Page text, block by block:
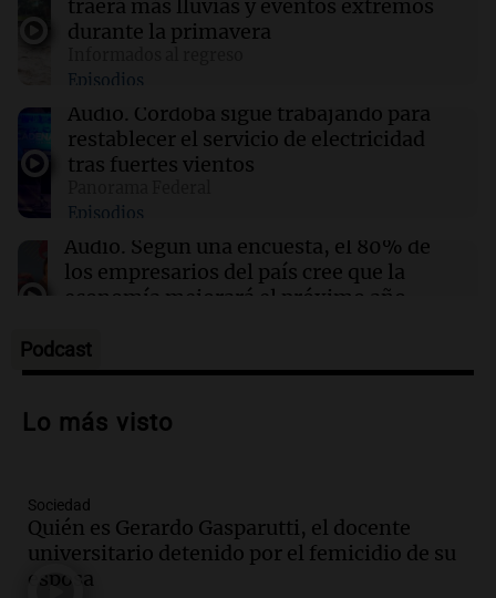
vida de 330 niños menores de cinco años
19:00 River Plate
Facundo Colidio estaría cerca de irse al fútbol
brasileño por una cifra millonaria
PSG refuerza su delantera con el fichaje de
Maghnes Akliouche del Monaco por 50
millones de euros
traerá más lluvias y eventos extremos
durante la primavera
Episodios
Audio. Córdoba sigue trabajando para
restablecer el servicio de electricidad
tras fuertes vientos
Episodios
Audio. Según una encuesta, el 80% de
los empresarios del país cree que la
economía mejorará el próximo año
Episodios
Audio.Carolina Losada: "Faltó que el
ley de propiedad privada
Audio.
en Rosario contra la ley de Propiedad
Privada.
Viva la Radio Rosario
Podcast
Lo más visto
Sociedad
Quién es Gerardo Gasparutti, el docente
universitario detenido por el femicidio de su
esposa